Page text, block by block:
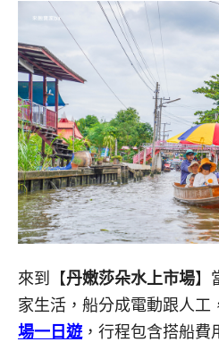
來到【丹嫩莎朵水上市場】
家生活，船分成電動跟人工
場一日遊 ，行程包含搭船